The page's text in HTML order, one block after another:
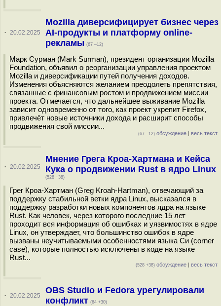
· 20.02.2025
Mozilla диверсифицирует бизнес через
AI-продукты и платформу online-
рекламы (67 –12)
Марк Сурман (Mark Surman), президент организации Mozilla
Foundation, объявил о реорганизации управления проектом
Mozilla и диверсификации путей получения доходов.
Изменения объясняются желанием преодолеть препятствия,
связанные с финансовым ростом и продвижением миссии
проекта. Отмечается, что дальнейшее выживание Mozilla
зависит одновременно от того, как проект укрепит Firefox,
привлечёт новые источники дохода и расширит способы
продвижения свой миссии...
(67 –12) обсуждение | весь текст
· 20.02.2025
Мнение Грега Кроа-Хартмана и Кейса
Кука о продвижении Rust в ядро Linux
(528 +38)
Грег Кроа-Хартман (Greg Kroah-Hartman), отвечающий за
поддержку стабильной ветки ядра Linux, высказался в
поддержку разработки новых компонентов ядра на языке
Rust. Как человек, через которого последние 15 лет
проходит вся информация об ошибках и уязвимостях в ядре
Linux, он утверждает, что большинство ошибок в ядре
вызваны неучитываемыми особенностями языка Си (corner
case), которые полностью исключены в коде на языке
Rust...
(528 +38) обсуждение | весь текст
· 20.02.2025
OBS Studio и Fedora урегулировали
конфликт (64 +30)